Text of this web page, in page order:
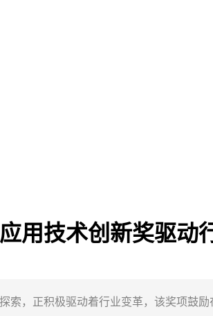
用技术创新奖驱动
索，正积极驱动着行业变革，该奖项鼓